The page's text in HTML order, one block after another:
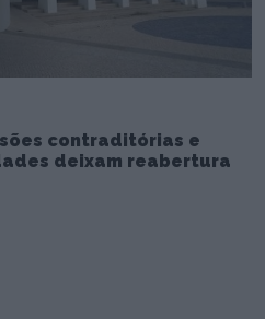
contraditórias e
deixam reabertura